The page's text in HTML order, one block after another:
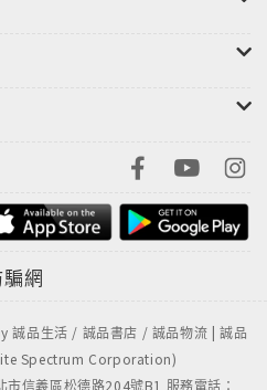
網
品生活 / 誠品書店 / 誠品物流 | 誠品
Spectrum Corporation)
信義區松德路204號B1 服務電話：